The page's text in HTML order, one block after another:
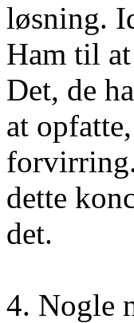
løsning.
Ham til
Det, de
at
dette
det.
4. Nogle